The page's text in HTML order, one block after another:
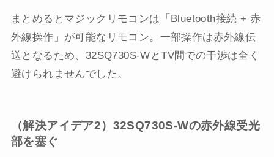
まとめるとマジックリモコンは「Bluetooth接続 + 赤
外線操作」が可能なリモコン。一部操作は赤外線伝
送となるため、32SQ730S-WとTV間での干渉は全く
避けられませんでした。
（解決アイデア2）32SQ730S-Wの赤外線受光
部を塞ぐ